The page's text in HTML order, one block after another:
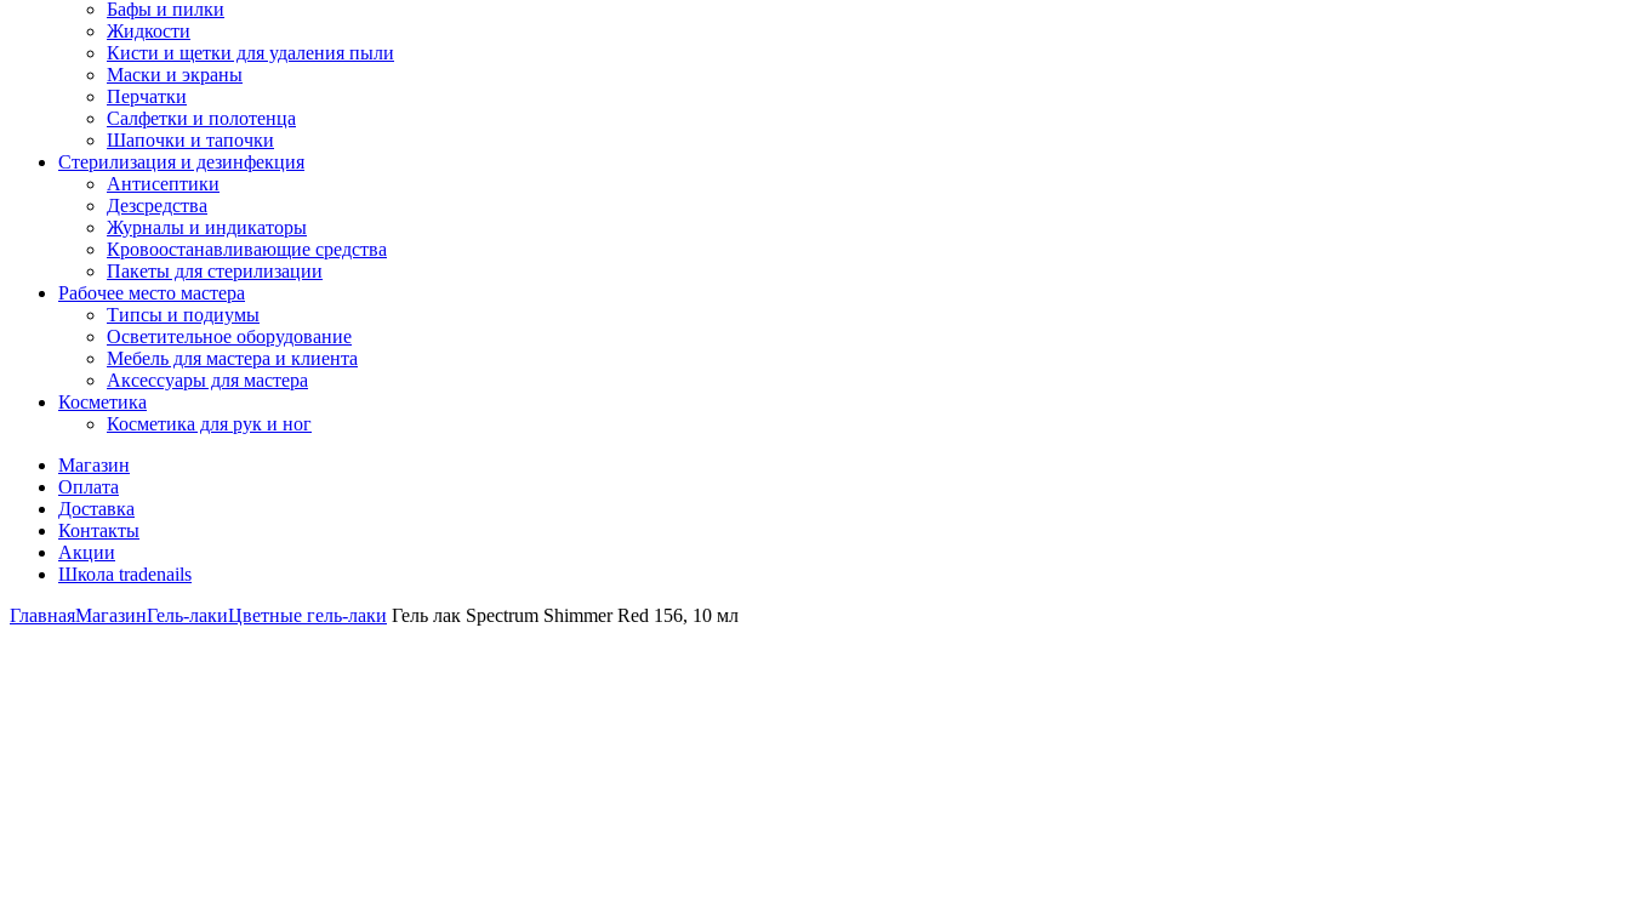
Бафы и пилки
Жидкости
Кисти и щетки для удаления пыли
Маски и экраны
Перчатки
Салфетки и полотенца
Шапочки и тапочки
Стерилизация и дезинфекция
Антисептики
Дезсредства
Журналы и индикаторы
Кровоостанавливающие средства
Пакеты для стерилизации
Рабочее место мастера
Типсы и подиумы
Осветительное оборудование
Мебель для мастера и клиента
Аксессуары для мастера
Косметика
Косметика для рук и ног
Магазин
Оплата
Доставка
Контакты
Акции
Школа tradenails
ГлавнаяМагазинГель-лакиЦветные гель-лаки Гель лак Spectrum Shimmer Red 156, 10 мл